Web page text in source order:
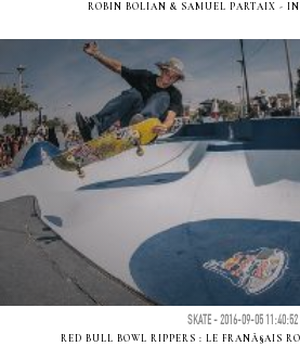
ROBIN BOLIAN & SAMUEL PARTAIX -
SKATE - 2016-09-05 11:40:52
RED BULL BOWL RIPPERS : LE FRANÃ§AIS